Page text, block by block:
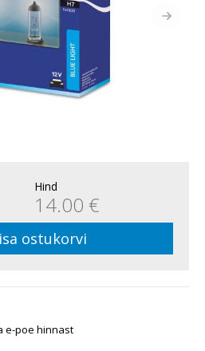
Hind
14.00 €
ostukorvi
e-poe hinnast